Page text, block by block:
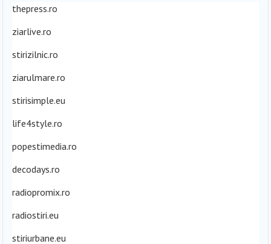
thepress.ro
ziarlive.ro
stirizilnic.ro
ziarulmare.ro
stirisimple.eu
life4style.ro
popestimedia.ro
decodays.ro
radiopromix.ro
radiostiri.eu
stiriurbane.eu